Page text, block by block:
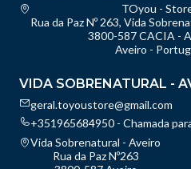
TOyou -
Rua da Paz Nº 263, Vida
3800-587 CACIA -
Aveiro -
VIDA SOBRENATURAL -
geral.toyoustore@gmail.com
+351965684950 - Chamada
Vida Sobrenatural - Aveiro
Rua da Paz Nº263